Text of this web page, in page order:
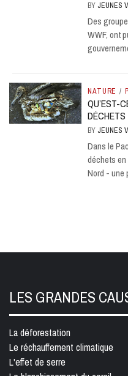
BY JEUNES
Des
WWF, ont
NATURE /
QU’EST-
DÉCHETS
BY JEUNES
Dans le
déchets
Nord - une
LES GRANDES
La déforestation
Le réchauffement climatique
L'effet de serre